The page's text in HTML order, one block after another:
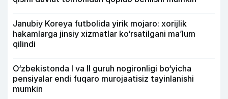
Janubiy Koreya futbolida yirik mojaro: xorijlik
hakamlarga jinsiy xizmatlar ko‘rsatilgani ma’lum
qilindi
O‘zbekistonda I va II guruh nogironligi bo‘yicha
pensiyalar endi fuqaro murojaatisiz tayinlanishi
mumkin